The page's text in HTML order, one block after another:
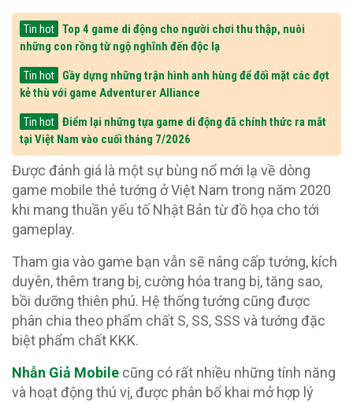
Tin hot
Top 4 game di động cho người chơi thu thập, nuôi
những con rồng từ ngộ nghĩnh đến độc lạ
Tin hot
Gầy dựng những trận hình anh hùng để đối mặt các đợt
kẻ thù với game Adventurer Alliance
Tin hot
Điểm lại những tựa game di động đã chính thức ra mắt
tại Việt Nam vào cuối tháng 7/2026
Được đánh giá là một sự bùng nổ mới lạ về dòng
game mobile thẻ tướng ở Việt Nam trong năm 2020
khi mang thuần yếu tố Nhật Bản từ đồ họa cho tới
gameplay.
Tham gia vào game bạn vẫn sẽ nâng cấp tướng, kích
duyên, thêm trang bị, cường hóa trang bị, tăng sao,
bồi dưỡng thiên phú. Hệ thống tướng cũng được
phân chia theo phẩm chất S, SS, SSS và tướng đặc
biệt phẩm chất KKK.
Nhẫn Giả Mobile cũng có rất nhiều những tính năng
và hoạt động thú vị, được phân bố khai mở hợp lý